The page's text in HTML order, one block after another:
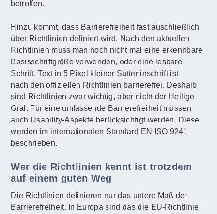
betroffen.
Hinzu kommt, dass Barrierefreiheit fast auschließlich
über Richtlinien definiert wird. Nach den aktuellen
Richtlinien muss man noch nicht mal eine erkennbare
Basisschriftgröße verwenden, oder eine lesbare
Schrift. Text in 5 Pixel kleiner Sütterlinschrift ist
nach den offiziellen Richtlinien barrierefrei. Deshalb
sind Richtlinien zwar wichtig, aber nicht der Heilige
Gral. Für eine umfassende Barrierefreiheit müssen
auch Usability-Aspekte berücksichtigt werden. Diese
werden im internationalen Standard EN ISO 9241
beschrieben.
Wer die Richtlinien kennt ist trotzdem
auf einem guten Weg
Die Richtlinien definieren nur das untere Maß der
Barrierefreiheit. In Europa sind das die EU-Richtlinie